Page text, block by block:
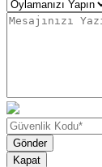
Gönder
Kapat